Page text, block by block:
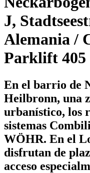
J,
Alemania /
Parklift 405
En el barrio de
Heilbronn, una
urbanístico, los
sistemas
WÖHR. En el
disfrutan de
acceso